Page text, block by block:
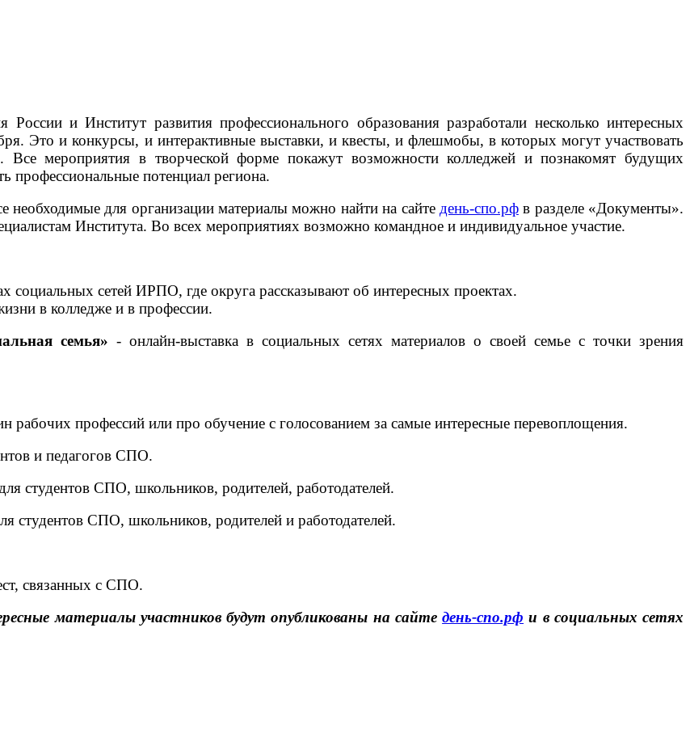
и Институт развития профессионального образования разработали несколько интересных
Это и конкурсы, и интерактивные выставки, и квесты, и флешмобы, в которых могут участвовать
Все мероприятия в творческой форме покажут возможности колледжей и познакомят будущих
профессиональные потенциал региона.
для организации материалы можно найти на сайте день-спо.рфв разделе «Документы».
Института. Во всех мероприятиях возможно командное и индивидуальное участие.
социальных сетей ИРПО, где округа рассказывают об интересных проектах.
в колледже и в профессии.
семья» - онлайн-выставка в социальных сетях материалов о своей семье с точки зрения
рабочих профессий или про обучение с голосованием за самые интересные перевоплощения.
и педагогов СПО.
студентов СПО, школьников, родителей, работодателей.
студентов СПО, школьников, родителей и работодателей.
связанных с СПО.
материалы участников будут опубликованы на сайтедень-спо.рф и в социальных сетях